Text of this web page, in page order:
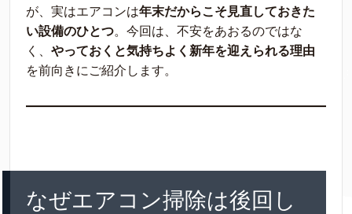
が、実はエアコンは年末だからこそ見直しておきた
い設備のひとつ。今回は、不安をあおるのではな
く、 やっておくと気持ちよく新年を迎えられる理由
を前向きにご紹介します。
なぜエアコン掃除は後回し